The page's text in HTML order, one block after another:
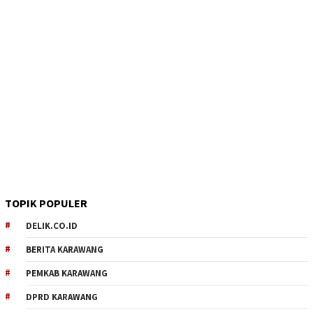
TOPIK POPULER
DELIK.CO.ID
BERITA KARAWANG
PEMKAB KARAWANG
DPRD KARAWANG